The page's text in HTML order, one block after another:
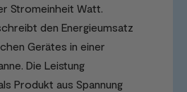
Stromeinheit Watt.
den Energieumsatz
Gerätes in einer
Die Leistung
Produkt aus Spannung